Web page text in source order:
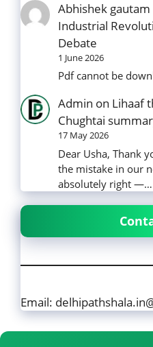
Abhishek gautam
Industrial
Debate
1 June 2026
Pdf cannot be
Admin on Lihaaf
Chughtai
17 May 2026
Dear Usha, Thank
the mistake in our
absolutely right —…
Email: